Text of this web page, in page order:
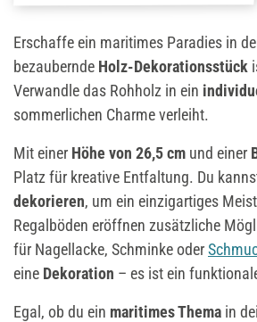
Erschaffe ein maritimes Paradies in
bezaubernde Holz-Dekorationsstück
Verwandle das Rohholz in ein
sommerlichen Charme verleiht.
Mit einer Höhe von 26,5 cm und einer
Platz für kreative Entfaltung. Du
dekorieren, um ein einzigartiges
Regalböden eröffnen zusätzliche
für Nagellacke, Schminke oder
eine Dekoration – es ist ein
Egal, ob du ein maritimes Thema in